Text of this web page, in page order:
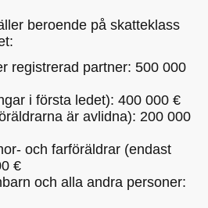
beroende på skatteklass
registrerad partner: 500 000
i första ledet): 400 000 €
är avlidna): 200 000
och farföräldrar (endast
€
och alla andra personer: